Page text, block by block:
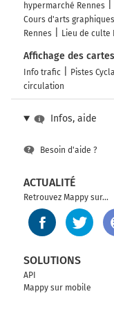
hypermarché Rennes
Cours d'arts
Rennes
Lieu de culte
Affichage des cartes
Info trafic Pistes
circulation
Infos, aide
Besoin d'aide ?
ACTUALITÉ
Retrouvez Mappy sur...
SOLUTIONS
API
Mappy sur mobile